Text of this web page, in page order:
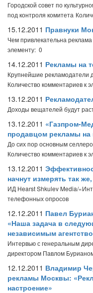
Городской совет по
под контроля комитета
15.12.2011 Правнуки
Чем привлекательна реклама
элементу: 0
14.12.2011 Рекламы на
Крупнейшие рекламодатели
Количество комментариев к
13.12.2011
Доходы вещателей будут
13.12.2011 «Газпром-
продавцом рекламы
До сих пор основным
Количество комментариев к
13.12.2011
начнут измерять так
ИД Hearst Shkulev Media/
телефонных опросов
12.12.2011 Павел
«Наша задача в
независимым
Интервью с генеральным
директором Павлом
12.12.2011 Владимир
рекламы Москвы:
настроение»